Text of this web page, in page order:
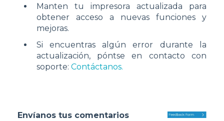
Manten tu impresora actualizada para
obtener acceso a nuevas funciones y
mejoras.
Si encuentras algún error durante la
actualización, póntse en contacto con
soporte: Contáctanos.
Envíanos tus comentarios